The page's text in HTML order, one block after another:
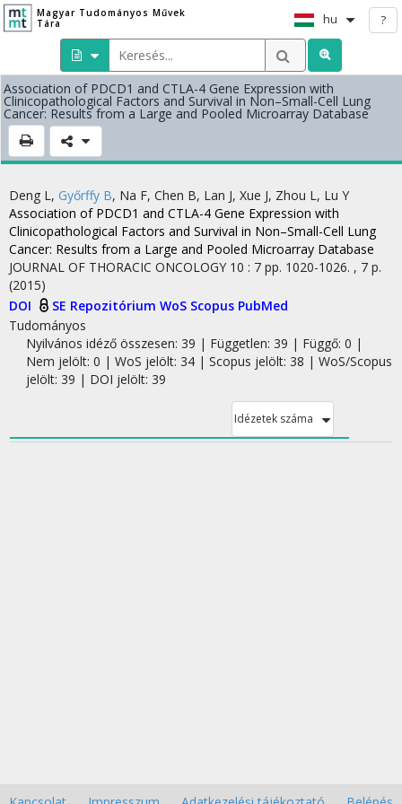
Magyar Tudományos Művek
Tára
hu ?
Association of PDCD1 and CTLA-4 Gene Expression with
Clinicopathological Factors and Survival in Non–Small-Cell Lung
Cancer: Results from a Large and Pooled Microarray Database
Deng L, Győrffy B, Na F, Chen B, Lan J, Xue J, Zhou L, Lu Y
Association of PDCD1 and CTLA-4 Gene Expression with
Clinicopathological Factors and Survival in Non–Small-Cell Lung
Cancer: Results from a Large and Pooled Microarray Database
JOURNAL OF THORACIC ONCOLOGY 10 : 7 pp. 1020-1026. , 7 p.
(2015)
DOI
SE Repozitórium WoS Scopus PubMed
Tudományos
Nyilvános idéző összesen: 39 | Független: 39 | Függő: 0 |
Nem jelölt: 0 | WoS jelölt: 34 | Scopus jelölt: 38 | WoS/Scopus
jelölt: 39 | DOI jelölt: 39
Idézetek száma